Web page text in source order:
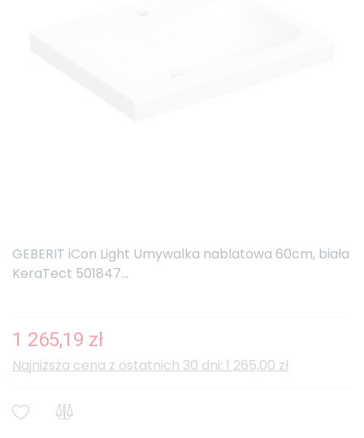
GEBERIT iCon Light Umywalka nablatowa 60cm, biała
KeraTect 501847...
1 265,19 zł
Najniższa cena z ostatnich 30 dni: 1 265,00 zł